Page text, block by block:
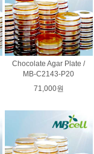
Chocolate Agar Plate /
MB-C2143-P20
71,000원